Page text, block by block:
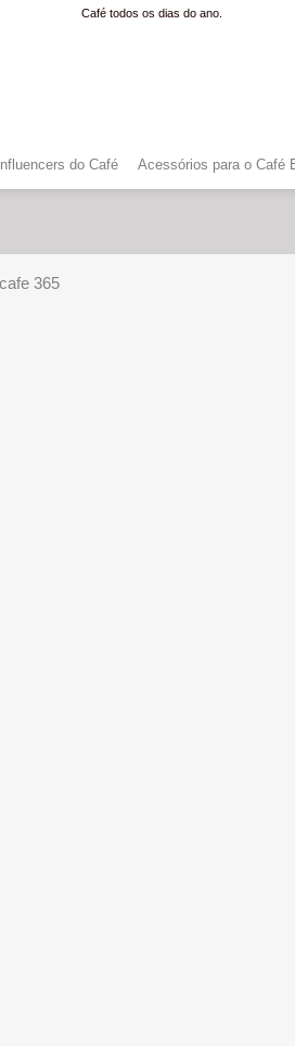
Café todos os dias do ano.
Influencers do Café Acessórios para o Café